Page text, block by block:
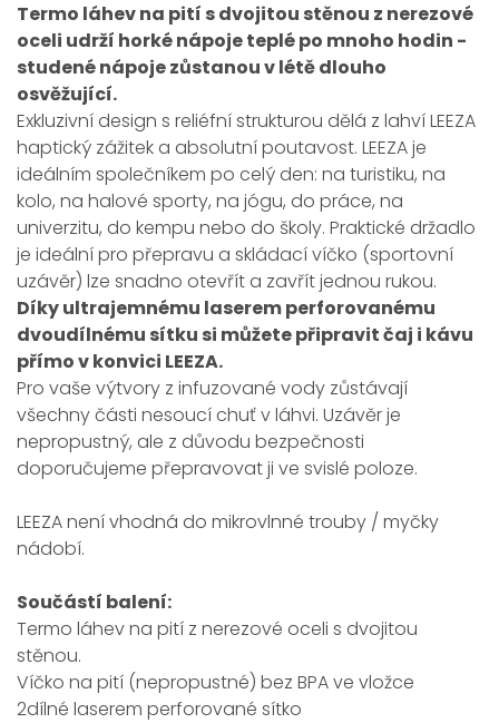
Termo láhev na pití s dvojitou stěnou z nerezové
oceli udrží horké nápoje teplé po mnoho hodin -
studené nápoje zůstanou v létě dlouho
osvěžující.
Exkluzivní design s reliéfní strukturou dělá z lahví LEEZA
haptický zážitek a absolutní poutavost. LEEZA je
ideálním společníkem po celý den: na turistiku, na
kolo, na halové sporty, na jógu, do práce, na
univerzitu, do kempu nebo do školy. Praktické držadlo
je ideální pro přepravu a skládací víčko (sportovní
uzávěr) lze snadno otevřít a zavřít jednou rukou.
Díky ultrajemnému laserem perforovanému
dvoudílnému sítku si můžete připravit čaj i kávu
přímo v konvici LEEZA.
Pro vaše výtvory z infuzované vody zůstávají
všechny části nesoucí chuť v láhvi. Uzávěr je
nepropustný, ale z důvodu bezpečnosti
doporučujeme přepravovat ji ve svislé poloze.
LEEZA není vhodná do mikrovlnné trouby / myčky
nádobí.
Součástí balení:
Termo láhev na pití z nerezové oceli s dvojitou
stěnou.
Víčko na pití (nepropustné) bez BPA ve vložce
2dílné laserem perforované sítko